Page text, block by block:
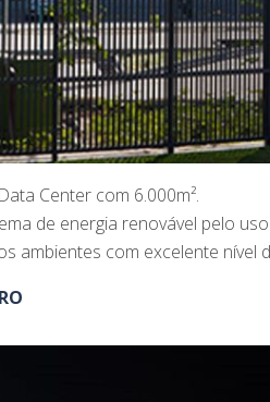
Center com 6.000m².
de energia renovável pelo
ambientes com excelente nível